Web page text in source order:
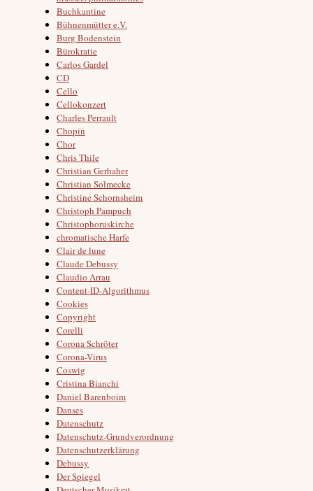
Buchkantine
Bühnenmütter e.V.
Burg Bodenstein
Bürokratie
Carlos Gardel
CD
Cello
Cellokonzert
Charles Perrault
Chopin
Chor
Chris Thile
Christian Gerhaher
Christian Solmecke
Christine Schornsheim
Christoph Pampuch
Christophoruskirche
chromatische Harfe
Clair de lune
Claude Debussy
Claudio Arrau
Content-ID-Algorithmus
Cookies
Copyright
Corelli
Corona Schröter
Corona-Virus
Coswig
Cristina Bianchi
Daniel Barenboim
Danses
Datenschutz
Datenschutz-Grundverordnung
Datenschutzerklärung
Debussy
Der Spiegel